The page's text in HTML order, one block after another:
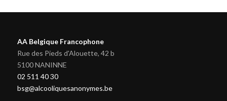
AA Belgique Francophone
Rue des Pieds d'Alouette, 42 b
5100 NANINNE
02 511 40 30
bsg@alcooliquesanonymes.be